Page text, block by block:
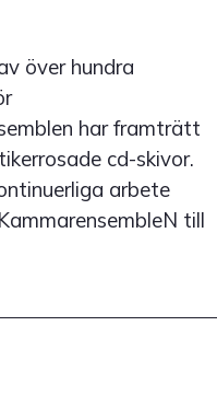
över hundra
har framträtt
cd-skivor.
arbete
till